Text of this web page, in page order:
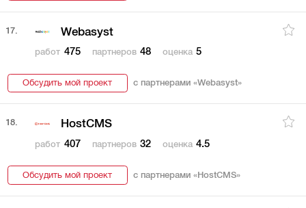
17. Webasyst
работ 475 партнеров 48 оценка 5
Обсудить мой проект с партнерами «Webasyst»
18. HostCMS
работ 407 партнеров 32 оценка 4.5
Обсудить мой проект с партнерами «HostCMS»